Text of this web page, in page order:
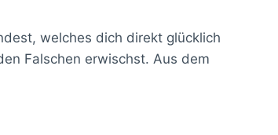
welches dich direkt glücklich
Falschen erwischst. Aus dem